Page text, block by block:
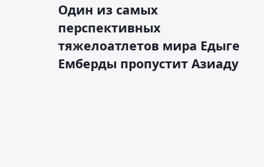
Один из самых
перспективных
тяжелоатлетов мира Едыге
Емберды пропустит Азиаду